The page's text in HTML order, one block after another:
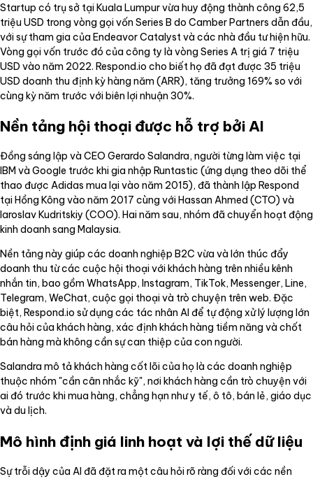
Startup có trụ sở tại Kuala Lumpur vừa huy động thành công 62,5
triệu USD trong vòng gọi vốn Series B do Camber Partners dẫn đầu,
với sự tham gia của Endeavor Catalyst và các nhà đầu tư hiện hữu.
Vòng gọi vốn trước đó của công ty là vòng Series A trị giá 7 triệu
USD vào năm 2022. Respond.io cho biết họ đã đạt được 35 triệu
USD doanh thu định kỳ hàng năm (ARR), tăng trưởng 169% so với
cùng kỳ năm trước với biên lợi nhuận 30%.
Nền tảng hội thoại được hỗ trợ bởi AI
Đồng sáng lập và CEO Gerardo Salandra, người từng làm việc tại
IBM và Google trước khi gia nhập Runtastic (ứng dụng theo dõi thể
thao được Adidas mua lại vào năm 2015), đã thành lập Respond
tại Hồng Kông vào năm 2017 cùng với Hassan Ahmed (CTO) và
Iaroslav Kudritskiy (COO). Hai năm sau, nhóm đã chuyển hoạt động
kinh doanh sang Malaysia.
Nền tảng này giúp các doanh nghiệp B2C vừa và lớn thúc đẩy
doanh thu từ các cuộc hội thoại với khách hàng trên nhiều kênh
nhắn tin, bao gồm WhatsApp, Instagram, TikTok, Messenger, Line,
Telegram, WeChat, cuộc gọi thoại và trò chuyện trên web. Đặc
biệt, Respond.io sử dụng các tác nhân AI để tự động xử lý lượng lớn
câu hỏi của khách hàng, xác định khách hàng tiềm năng và chốt
bán hàng mà không cần sự can thiệp của con người.
Salandra mô tả khách hàng cốt lõi của họ là các doanh nghiệp
thuộc nhóm "cần cân nhắc kỹ", nơi khách hàng cần trò chuyện với
ai đó trước khi mua hàng, chẳng hạn như y tế, ô tô, bán lẻ, giáo dục
và du lịch.
Mô hình định giá linh hoạt và lợi thế dữ liệu
Sự trỗi dậy của AI đã đặt ra một câu hỏi rõ ràng đối với các nền